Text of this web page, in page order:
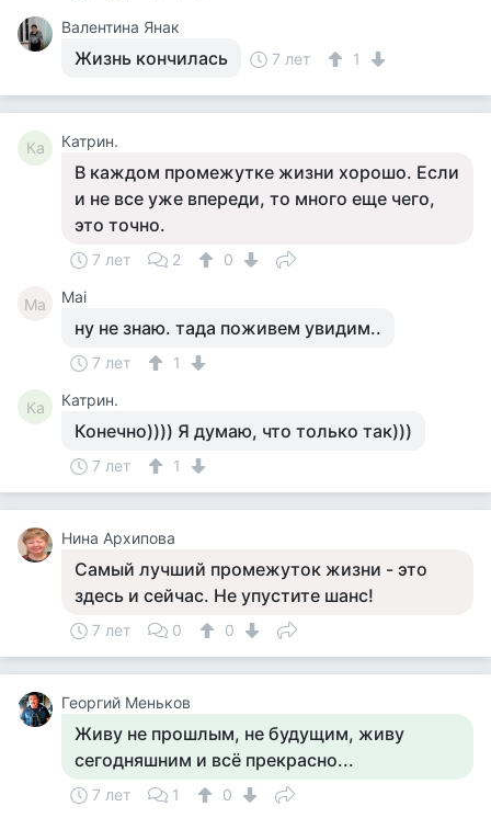
Валентина Янак
Жизнь кончилась 7 лет 1
Ка Катрин.
В каждом промежутке жизни хорошо. Если
и не все уже впереди, то много еще чего,
это точно.
7 лет 2 0
Ma Mai
ну не знаю. тада поживем увидим..
7 лет 1
Ка Катрин.
Конечно)))) Я думаю, что только так)))
7 лет 1
Нина Архипова
Самый лучший промежуток жизни - это
здесь и сейчас. Не упустите шанс!
7 лет 0 0
Георгий Меньков
Живу не прошлым, не будущим, живу
сегодняшним и всё прекрасно...
7 лет 1 0